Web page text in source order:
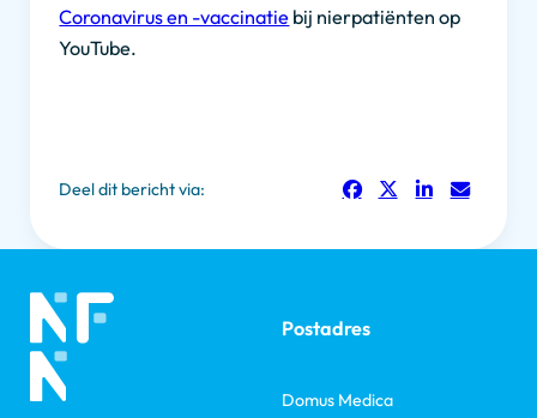
Coronavirus en -vaccinatie bij nierpatiënten op
YouTube.
Deel dit bericht via:
Postadres
Domus Medica